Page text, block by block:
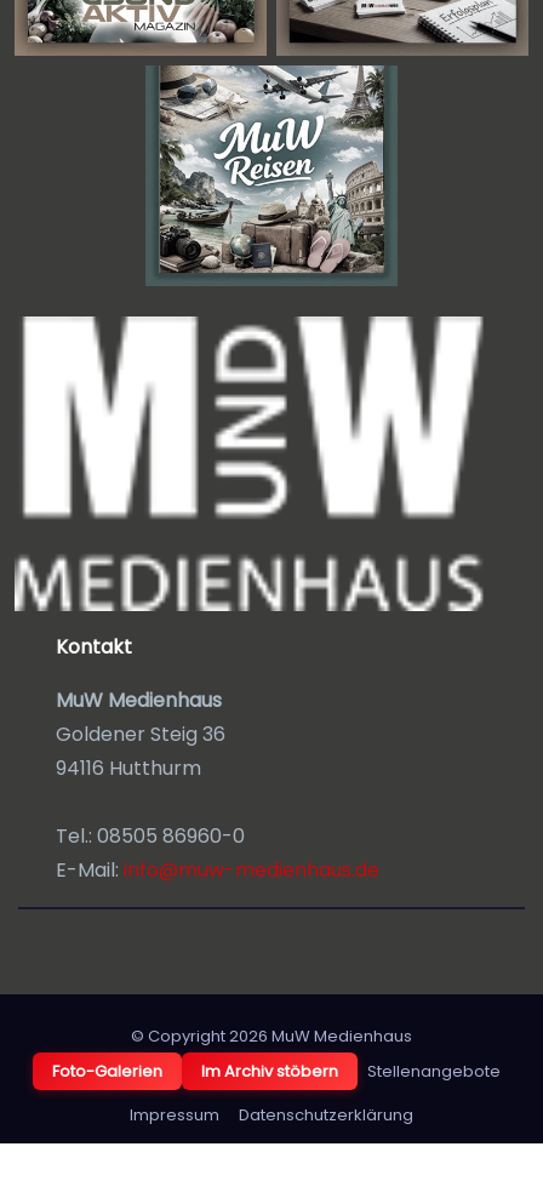
Kontakt
MuW Medienhaus
Goldener Steig 36
94116 Hutthurm
Tel.: 08505 86960-0
E-Mail: info@muw-medienhaus.de
© Copyright 2026 MuW Medienhaus
Foto-Galerien
Im Archiv stöbern
Stellenangebote
Impressum
Datenschutzerklärung